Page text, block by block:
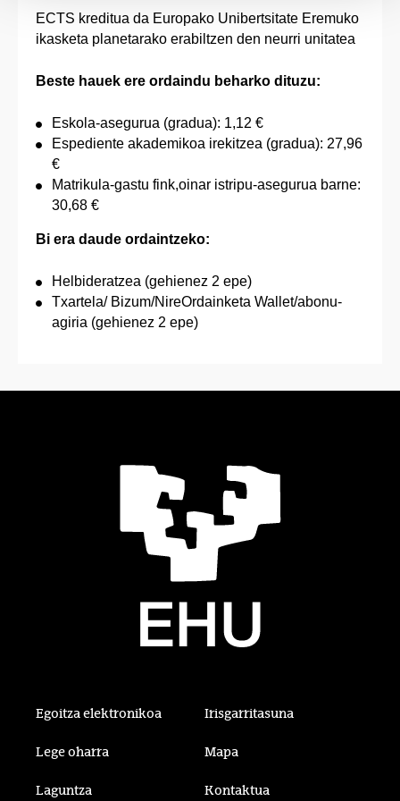
ECTS kreditua da Europako Unibertsitate Eremuko
ikasketa planetarako erabiltzen den neurri unitatea
Beste hauek ere ordaindu beharko dituzu:
Eskola-asegurua (gradua): 1,12 €
Espediente akademikoa irekitzea (gradua): 27,96
€
Matrikula-gastu fink,oinar istripu-asegurua barne:
30,68 €
Bi era daude ordaintzeko:
Helbideratzea (gehienez 2 epe)
Txartela/ Bizum/NireOrdainketa Wallet/abonu-
agiria (gehienez 2 epe)
Egoitza elektronikoa Irisgarritasuna
Lege oharra Mapa
Laguntza Kontaktua